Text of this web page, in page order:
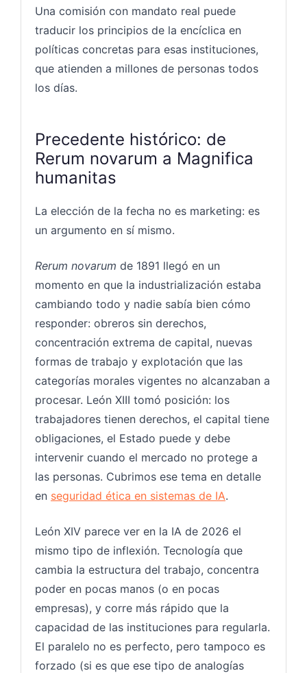
Una comisión con mandato real puede
traducir los principios de la encíclica en
políticas concretas para esas instituciones,
que atienden a millones de personas todos
los días.
Precedente histórico: de
Rerum novarum a Magnifica
humanitas
La elección de la fecha no es marketing: es
un argumento en sí mismo.
Rerum novarum de 1891 llegó en un
momento en que la industrialización estaba
cambiando todo y nadie sabía bien cómo
responder: obreros sin derechos,
concentración extrema de capital, nuevas
formas de trabajo y explotación que las
categorías morales vigentes no alcanzaban a
procesar. León XIII tomó posición: los
trabajadores tienen derechos, el capital tiene
obligaciones, el Estado puede y debe
intervenir cuando el mercado no protege a
las personas. Cubrimos ese tema en detalle
en seguridad ética en sistemas de IA.
León XIV parece ver en la IA de 2026 el
mismo tipo de inflexión. Tecnología que
cambia la estructura del trabajo, concentra
poder en pocas manos (o en pocas
empresas), y corre más rápido que la
capacidad de las instituciones para regularla.
El paralelo no es perfecto, pero tampoco es
forzado (si es que ese tipo de analogías